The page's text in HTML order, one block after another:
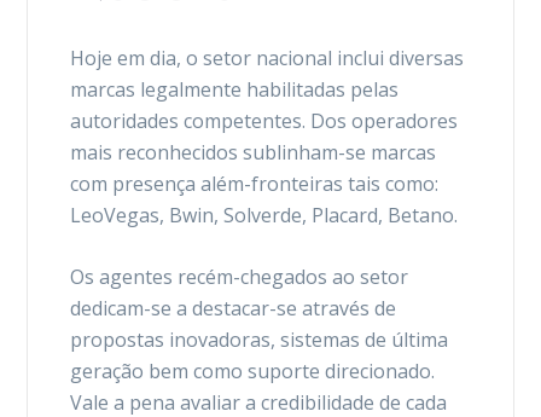
Hoje em dia, o setor nacional inclui diversas
marcas legalmente habilitadas pelas
autoridades competentes. Dos operadores
mais reconhecidos sublinham-se marcas
com presença além-fronteiras tais como:
LeoVegas, Bwin, Solverde, Placard, Betano.
Os agentes recém-chegados ao setor
dedicam-se a destacar-se através de
propostas inovadoras, sistemas de última
geração bem como suporte direcionado.
Vale a pena avaliar a credibilidade de cada